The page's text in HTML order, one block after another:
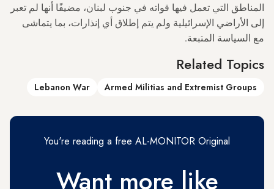
المناطق التي تعمل فيها قواته في جنوب لبنان، مضيفًا أنها لم تعبر
إلى الأراضي الإسرائيلية ولم يتم إطلاق أي إنذارات، بما يتماشى
مع السياسة المتبعة.
Related Topics
Armed Militias and Extremist Groups
Lebanon War
You're reading a free AL-MONITOR Original
Want more like